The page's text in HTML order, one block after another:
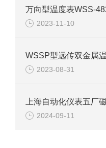
万向型温度表WSS-
2023-11-10
2023-08-31
2024-09-11